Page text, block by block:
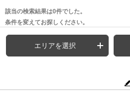
該当の検索結果は0件でした。
条件を変えてお探しください。
エリアを選択